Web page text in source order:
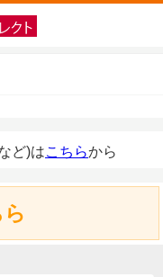
ど)はこちらから